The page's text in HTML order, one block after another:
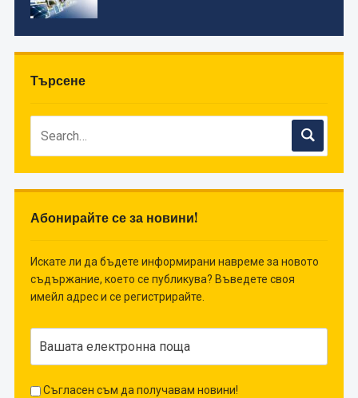
Търсене
Абонирайте се за новини!
Искате ли да бъдете информирани навреме за новото
съдържание, което се публикува? Въведете своя
имейл адрес и се регистрирайте.
Съгласен съм да получавам новини!